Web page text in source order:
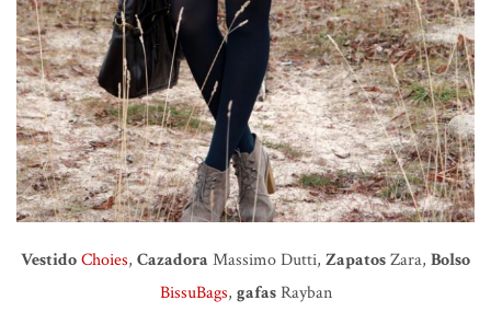
VestidoChoies, Cazadora Massimo Dutti, ZapatosZara, Bolso
BissuBags, gafasRayban